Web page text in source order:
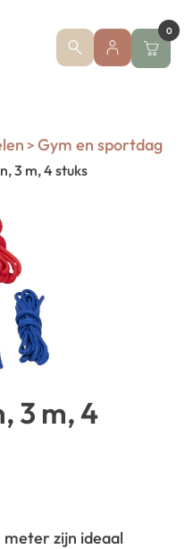
0
> Gym en sportdag
3 m, 4 stuks
3 m, 4
zijn ideaal